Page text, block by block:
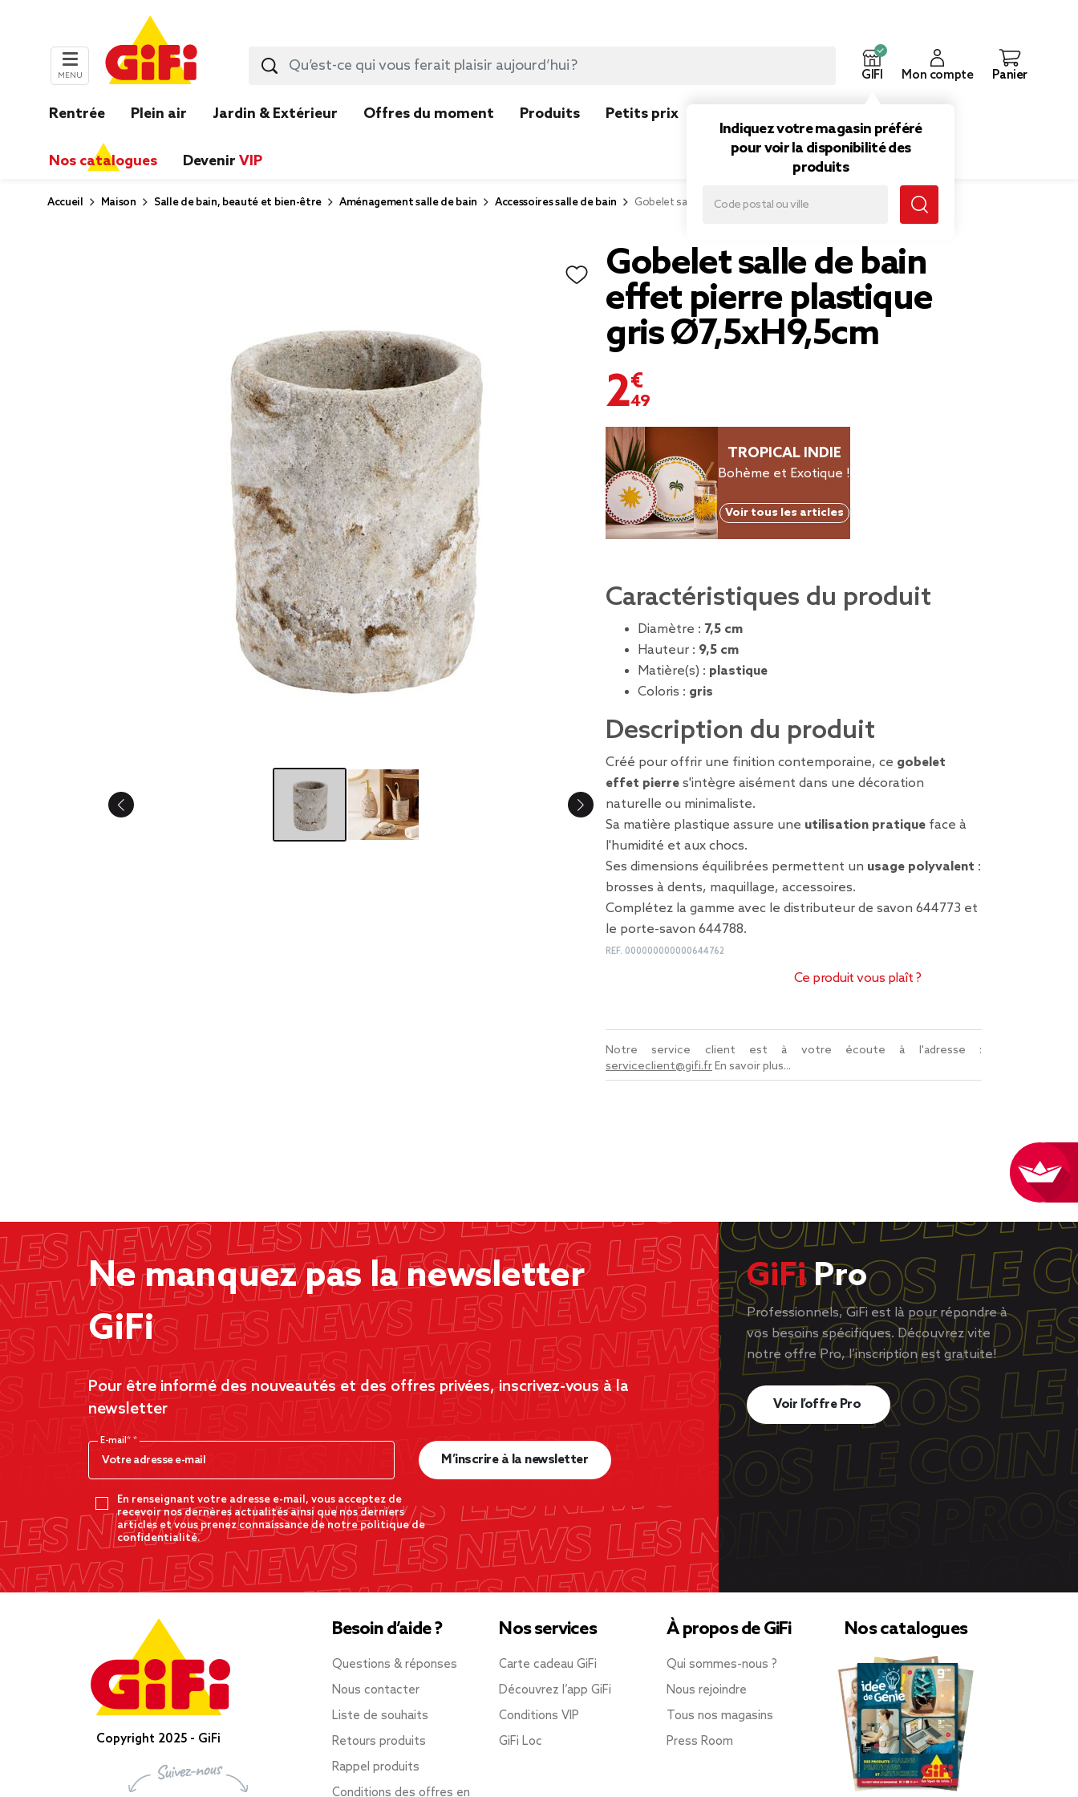
MENU GIFI
Indiquez votre magasin préféré
pour voir la disponibilité des
produits
Mon compte Panier
Rentrée Plein air Jardin & Extérieur Offres du moment Produits Petits prix
Nos catalogues Devenir VIP
Accueil Maison Salle de bain, beauté et bien-être Aménagement salle de bain Accessoires salle de bain Gobelet salle de bain effet pierre plastique gris Ø7,5xH9,5cm
Gobelet salle de bain
effet pierre plastique
gris Ø7,5xH9,5cm
2,49 €
TROPICAL INDIE
Bohème et Exotique !
Voir tous les articles
Caractéristiques du produit
Diamètre : 7,5 cm
Hauteur : 9,5 cm
Matière(s) : plastique
Coloris : gris
Description du produit
Créé pour offrir une finition contemporaine, ce gobelet
effet pierre s'intègre aisément dans une décoration
naturelle ou minimaliste.
Sa matière plastique assure une utilisation pratique face à
l'humidité et aux chocs.
Ses dimensions équilibrées permettent un usage polyvalent :
brosses à dents, maquillage, accessoires.
Complétez la gamme avec le distributeur de savon 644773 et
le porte-savon 644788.
REF. 000000000000644762
Ce produit vous plaît ?
Notre service client est à votre écoute à l'adresse :
serviceclient@gifi.frEn savoir plus...
Ne manquez pas la newsletter
GiFi
Pour être informé des nouveautés et des offres privées, inscrivez-vous à la
newsletter
E-mail*
En renseignant votre adresse e-mail, vous acceptez de
recevoir nos dernères actualités ainsi que nos derniers
articles et vous prenez connaissance de notre politique de
confidentialité.
M’inscrire à la newsletter
GiFiPro
Professionnels, GiFi est là pour répondre à
vos besoins spécifiques. Découvrez vite
notre offre Pro, l’inscription est gratuite!
Voir l’offre Pro
Copyright 2025 - GiFi
Besoin d’aide ?
Questions & réponses
Nous contacter
Liste de souhaits
Retours produits
Rappel produits
Conditions des offres en
Nos services
Carte cadeau GiFi
Découvrez l’app GiFi
Conditions VIP
GiFi Loc
À propos de GiFi
Qui sommes-nous ?
Nous rejoindre
Tous nos magasins
Press Room
Nos catalogues